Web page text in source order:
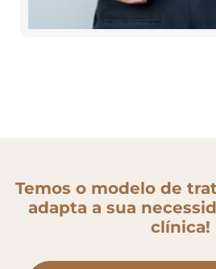
Temos o modelo de
adapta a sua
clínica!